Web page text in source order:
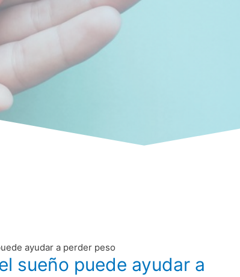
ayudar a perder peso
sueño puede ayudar a